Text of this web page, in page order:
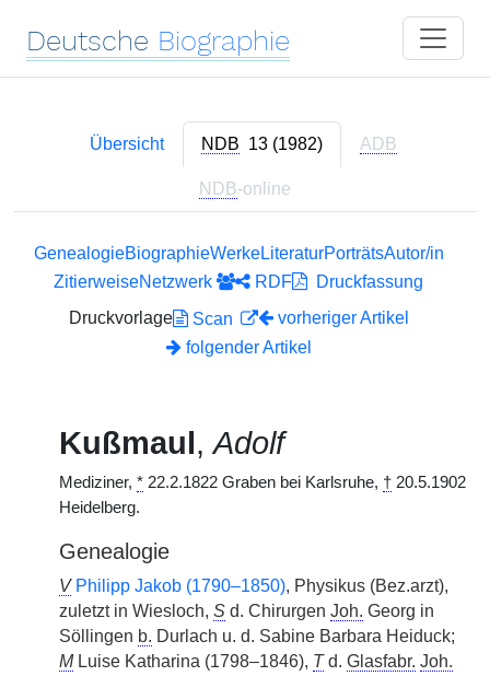
Deutsche Biographie
Übersicht NDB 13 (1982) ADB
NDB-online
GenealogieBiographieWerkeLiteraturPorträtsAutor/in
ZitierweiseNetzwerk RDF
Druckfassung
Druckvorlage
Scan
vorheriger Artikel
folgender Artikel
Kußmaul,Adolf
Mediziner, * 22.2.1822 Graben bei Karlsruhe, † 20.5.1902
Heidelberg.
Genealogie
V Philipp Jakob (1790–1850), Physikus (Bez.arzt),
zuletzt in Wiesloch, S d. Chirurgen Joh. Georg in
Söllingen b. Durlach u. d. Sabine Barbara Heiduck;
MLuise Katharina (1798–1846), Td. Glasfabr. Joh.